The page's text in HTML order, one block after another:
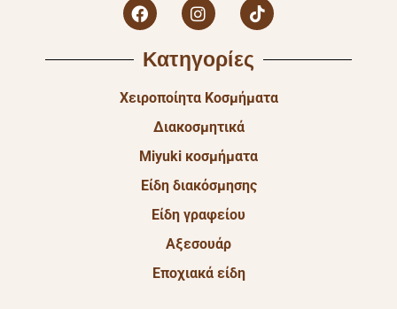
Κατηγορίες
Χειροποίητα Κοσμήματα
Διακοσμητικά
Miyuki κοσμήματα
Είδη διακόσμησης
Είδη γραφείου
Αξεσουάρ
Εποχιακά είδη